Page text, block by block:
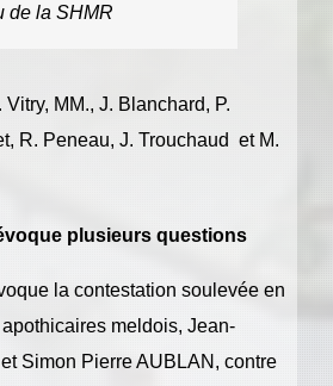
de la SHMR
Vitry, MM., J. Blanchard, P.
R. Peneau, J. Trouchaud et M.
plusieurs questions
la contestation soulevée en
meldois, Jean-
Simon Pierre AUBLAN, contre